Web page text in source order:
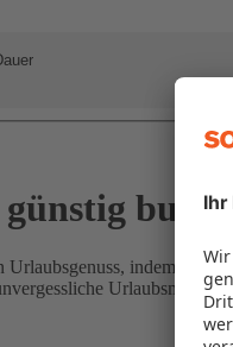
Urlaubsgenuss, indem